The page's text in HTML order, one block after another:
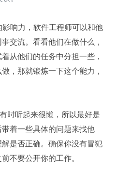
响力，软件工程师可以和他
交流。看看他们在做什么，
从他们的任务中分担一些，
，那就锻炼一下这个能力，
时听起来很懒，所以最好是
着一些具体的问题来找他
是否正确。确保你没有冒犯
不要公开你的工作。